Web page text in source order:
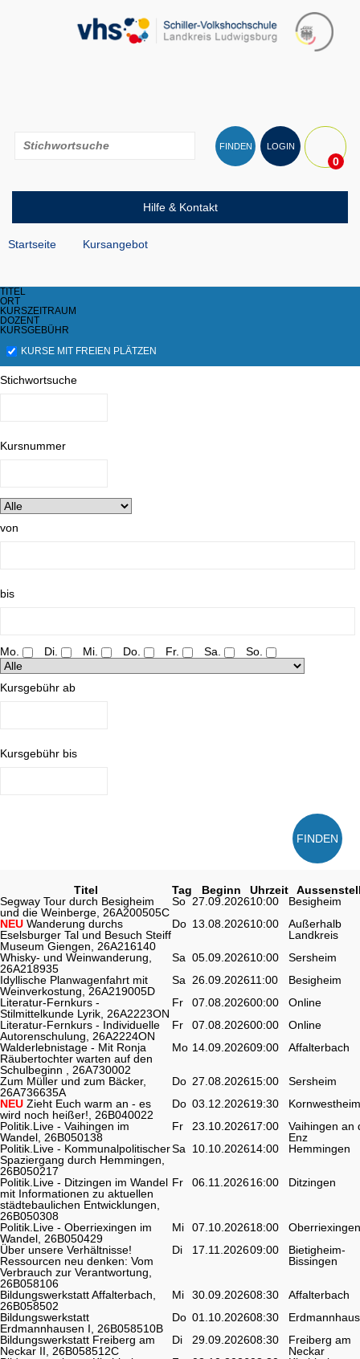
0
LOGIN
FINDEN
Hilfe & Kontakt
Startseite Kursangebot
TITEL
ORT
KURSZEITRAUM
DOZENT
KURSGEBÜHR
KURSE MIT FREIEN PLÄTZEN
Stichwortsuche
Kursnummer
von
bis
Mo. Di. Mi. Do. Fr. Sa. So.
Kursgebühr ab
Kursgebühr bis
FINDEN
Titel Tag Beginn Uhrzeit
Segway Tour durch Besigheim
und die Weinberge, 26A200505C
So 27.09.202610:00
Besigheim
NEU Wanderung durchs
Eselsburger Tal und Besuch Steiff
Museum Giengen, 26A216140
Do 13.08.202610:00
Außerhalb
Landkreis
Whisky- und Weinwanderung,
26A218935
Sa 05.09.202610:00
Sersheim
Idyllische Planwagenfahrt mit
Weinverkostung, 26A219005D
Sa 26.09.202611:00
Besigheim
Literatur-Fernkurs -
Stilmittelkunde Lyrik, 26A2223ON
Fr 07.08.202600:00
Online
Literatur-Fernkurs - Individuelle
Autorenschulung, 26A2224ON
Fr 07.08.202600:00
Online
Walderlebnistage - Mit Ronja
Räubertochter warten auf den
Schulbeginn , 26A730002
Mo 14.09.202609:00 Affalterbach
Zum Müller und zum Bäcker,
26A736635A
Do 27.08.202615:00
Sersheim
NEU Zieht Euch warm an - es
wird noch heißer!, 26B040022
Do 03.12.202619:30
Kornwestheim
Politik.Live - Vaihingen im
Wandel, 26B050138
Fr 23.10.202617:00
Vaihingen an
Enz
Politik.Live - Kommunalpolitischer
Spaziergang durch Hemmingen,
26B050217
Sa 10.10.202614:00 Hemmingen
Politik.Live - Ditzingen im Wandel
mit Informationen zu aktuellen
städtebaulichen Entwicklungen,
26B050308
Fr 06.11.202616:00 Ditzingen
Politik.Live - Oberriexingen im
Wandel, 26B050429
Mi 07.10.202618:00
Oberriexingen
Über unsere Verhältnisse!
Ressourcen neu denken: Vom
Verbrauch zur Verantwortung,
26B058106
Di 17.11.202609:00
Bietigheim-
Bissingen
Bildungswerkstatt Affalterbach,
26B058502
Mi 30.09.202608:30
Affalterbach
Bildungswerkstatt
Erdmannhausen I, 26B058510B
Do 01.10.202608:30
Bildungswerkstatt Freiberg am
Neckar II, 26B058512C
Di 29.09.202608:30
Freiberg am
Neckar